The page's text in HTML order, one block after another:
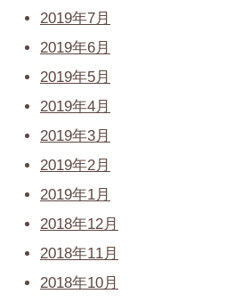
2019年7月
2019年6月
2019年5月
2019年4月
2019年3月
2019年2月
2019年1月
2018年12月
2018年11月
2018年10月